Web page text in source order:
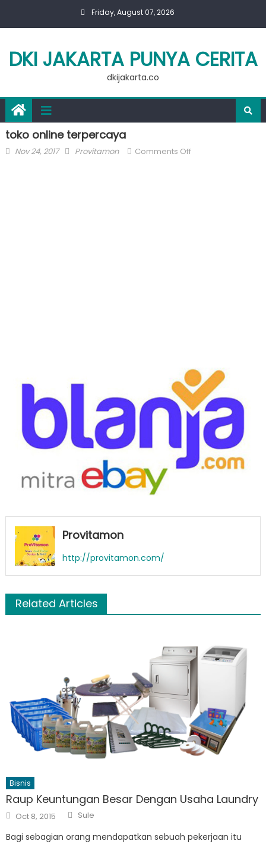
Friday, August 07, 2026
DKI JAKARTA PUNYA CERITA
dkijakarta.co
toko online terpercaya
Posted
Nov 24, 2017 Author
Provitamon Comments Offon
Provitamon
http://provitamon.com/
Related Articles
Bisnis
Raup Keuntungan Besar Dengan Usaha Laundry
Posted
on
Oct 8, 2015 Author
Sule
Bagi sebagian orang mendapatkan sebuah pekerjaan itu